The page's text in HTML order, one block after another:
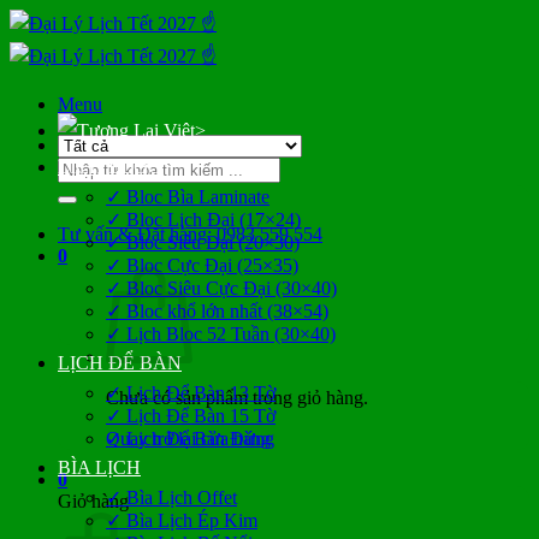
Bỏ
qua
nội
Menu
Tìm
kiếm:
Tư vấn & Đặt hàng: 0983 559 554
0
Chưa có sản phẩm trong giỏ hàng.
Quay trở lại cửa hàng
0
Giỏ hàng
>
LỊCH BLOC
✓ Bloc Bìa Laminate
✓ Bloc Lịch Đại (17×24)
✓ Bloc Siêu Đại (20×30)
✓ Bloc Cực Đại (25×35)
✓ Bloc Siêu Cực Đại (30×40)
✓ Bloc khổ lớn nhất (38×54)
✓ Lịch Bloc 52 Tuần (30×40)
LỊCH ĐỂ BÀN
✓ Lịch Để Bàn 13 Tờ
✓ Lịch Để Bàn 15 Tờ
✓ Lịch Để Bàn Đứng
BÌA LỊCH
✓ Bìa Lịch Offet
✓ Bìa Lịch Ép Kim